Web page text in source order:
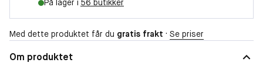
På lager i 56 butikker
Med dette produktet får du gratis frakt · Se priser
Om produktet